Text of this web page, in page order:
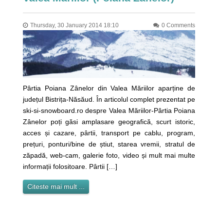
Thursday, 30 January 2014 18:10 0 Comments
Pârtia Poiana Zânelor din Valea Măriilor aparține de
județul Bistrița-Năsăud. În articolul complet prezentat pe
ski-si-snowboard.ro despre Valea Măriilor-Pârtia Poiana
Zânelor poți găsi amplasare geografică, scurt istoric,
acces și cazare, pârtii, transport pe cablu, program,
prețuri, ponturi/bine de știut, starea vremii, stratul de
zăpadă, web-cam, galerie foto, video și mult mai multe
informații folositoare. Pârtii […]
Citeste mai mult ...